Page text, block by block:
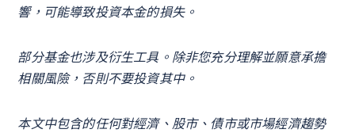
響，可能導致投資本金的損失。
部分基金也涉及衍生工具。除非您充分理解並願意承擔
相關風險，否則不要投資其中。
本文中包含的任何對經濟、股市、債市或市場經濟趨勢